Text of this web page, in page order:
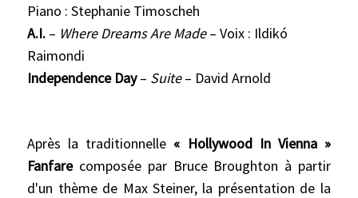
Piano : Stephanie Timoscheh
A.I. – Where Dreams Are Made– Voix : Ildikó
Raimondi
IndependenceDay– Suite– David Arnold
Après la traditionnelle « Hollywood In Vienna »
Fanfarecomposée par Bruce Broughton à partir
d'un thème de Max Steiner, la présentation de la